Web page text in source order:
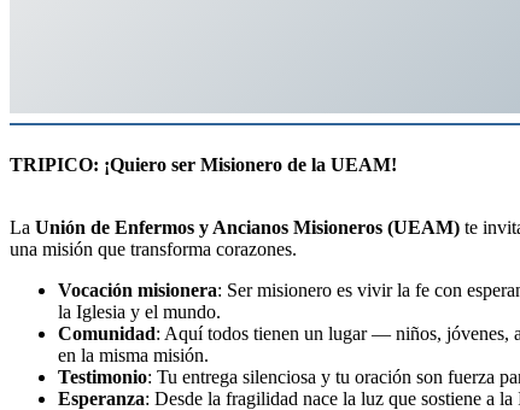
TRIPICO: ¡Quiero ser Misionero de la UEAM!
La Unión de Enfermos y Ancianos Misioneros (UEAM) te
una misión que transforma corazones.
Vocación misionera: Ser misionero es vivir la fe con
la Iglesia y el mundo.
Comunidad: Aquí todos tienen un lugar — niños, jóvenes,
en la misma misión.
Testimonio: Tu entrega silenciosa y tu oración son fuerza
Esperanza: Desde la fragilidad nace la luz que sostiene a la